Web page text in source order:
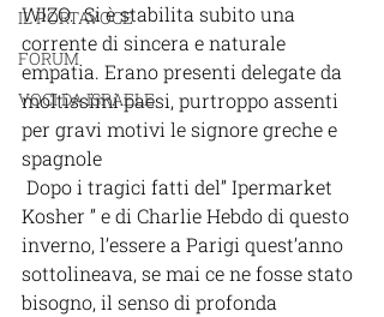
IL PORTAVOCE
FORUM
VOCI DA ISRAELE
WIZO.  Si è stabilita subito una
corrente di sincera e naturale
empatia. Erano presenti delegate da
moltissimi paesi, purtroppo assenti
per gravi motivi le signore greche e
spagnole
Kosher ” e di Charlie Hebdo di questo
inverno, l’essere a Parigi quest’anno
sottolineava, se mai ce ne fosse stato
bisogno, il senso di profonda